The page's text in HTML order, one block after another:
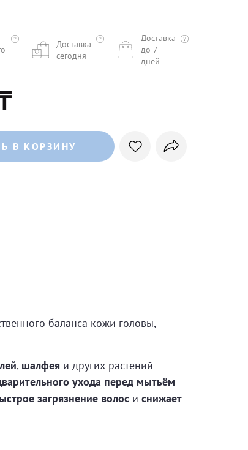
Доставка
сегодня
Доставка
до 7
дней
В КОРЗИНУ
баланса кожи головы,
, шалфея и других растений
ухода перед мытьём
загрязнение волос и снижает